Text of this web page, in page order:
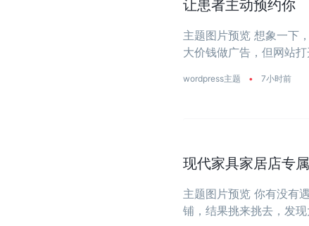
让患者主动预约你
主题图片预览 想象一下
大价钱做广告，但网站
wordpress主题 • 7小时前
现代家具家居店专
主题图片预览 你有没有
铺，结果挑来挑去，发